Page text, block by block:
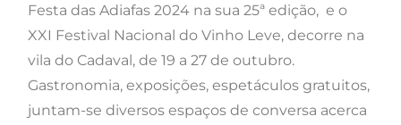
Festa das Adiafas 2024 na sua 25ª edição, e o
XXI Festival Nacional do Vinho Leve, decorre na
vila do Cadaval, de 19 a 27 de outubro.
Gastronomia, exposições, espetáculos gratuitos,
juntam-se diversos espaços de conversa acerca